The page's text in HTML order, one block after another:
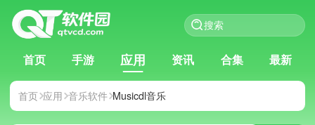
首页 手游 应用 资讯 合集 最新
首页 应用 音乐软件 Musicdl音乐